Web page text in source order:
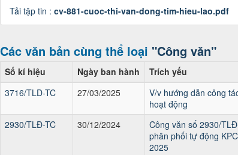
Tải tập tin : cv-881-cuoc-thi-van-dong-tim-hieu-lao.pdf
Các văn bản cùng thể loại "Công văn"
Số kí hiệu Ngày ban hành
Trích yếu
3716/TLD-TC
27/03/2025
V/v hướng dẫn công
hoạt động
2930/TLĐ-TC
30/12/2024
Công văn số 2930/
phân phối tự động
2025